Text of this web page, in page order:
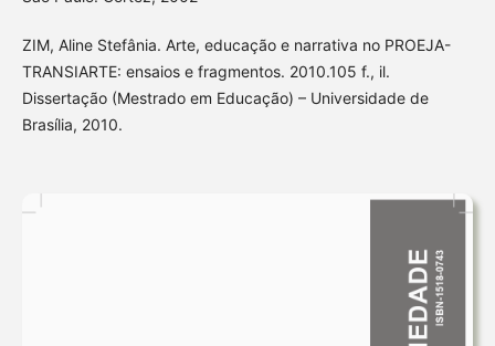
ZIM, Aline Stefânia. Arte, educação e narrativa no PROEJA-
TRANSIARTE: ensaios e fragmentos. 2010.105 f., il.
Dissertação (Mestrado em Educação) – Universidade de
Brasília, 2010.